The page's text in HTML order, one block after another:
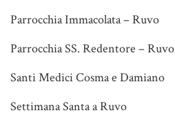
Parrocchia Immacolata – Ruvo
Parrocchia SS. Redentore – Ruvo
Santi Medici Cosma e Damiano
Settimana Santa a Ruvo